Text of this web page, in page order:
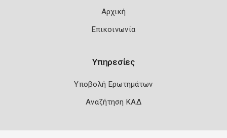
Αρχική
Επικοινωνία
Υπηρεσίες
Υποβολή Ερωτημάτων
Αναζήτηση ΚΑΔ